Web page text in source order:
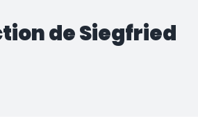
de Siegfried